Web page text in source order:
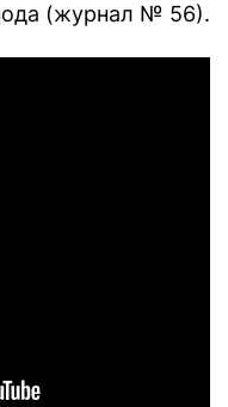
(журнал № 56).